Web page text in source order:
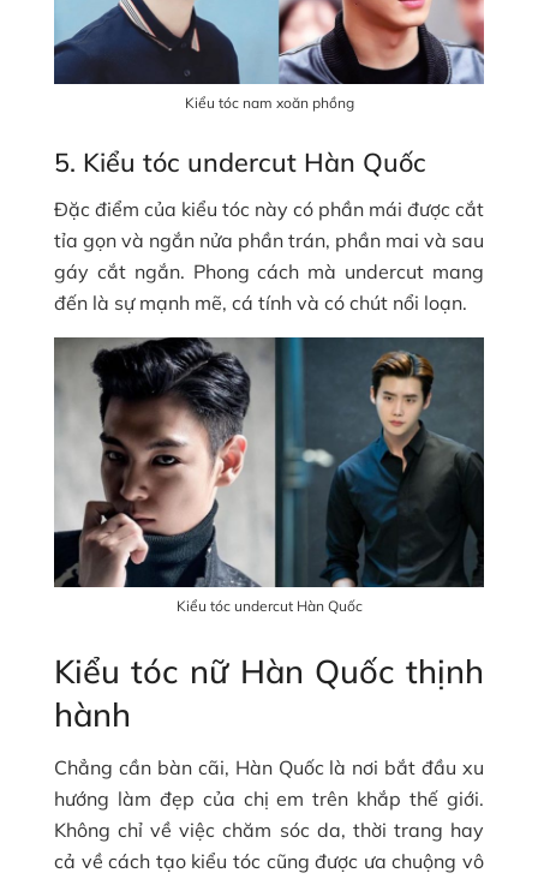
Kiểu tóc nam xoăn phồng
5. Kiểu tóc undercut Hàn Quốc
Đặc điểm của kiểu tóc này có phần mái được cắt
tỉa gọn và ngắn nửa phần trán, phần mai và sau
gáy cắt ngắn. Phong cách mà undercut mang
đến là sự mạnh mẽ, cá tính và có chút nổi loạn.
Kiểu tóc undercut Hàn Quốc
Kiểu tóc nữ Hàn Quốc thịnh
hành
Chẳng cần bàn cãi, Hàn Quốc là nơi bắt đầu xu
hướng làm đẹp của chị em trên khắp thế giới.
Không chỉ về việc chăm sóc da, thời trang hay
cả về cách tạo kiểu tóc cũng được ưa chuộng vô